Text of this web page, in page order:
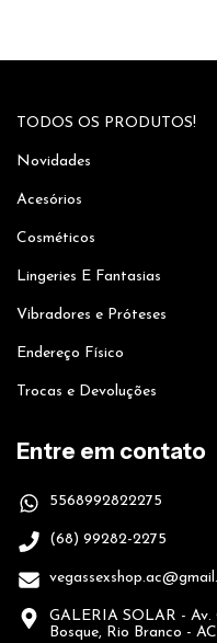
TODOS OS PRODUTOS!
Novidades
Acesórios
Cosméticos
Lingeries E Fantasias
Vibradores e Próteses
Endereço Físico
Trocas e Devoluções
Entre em contato
5568992822275
(68) 99282-2275
GALERIA SOLAR - Av.
Bosque, Rio Branco -